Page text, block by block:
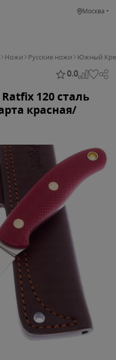
Москва
Ножи Русские ножи Южный
0.0
120 сталь
красная/